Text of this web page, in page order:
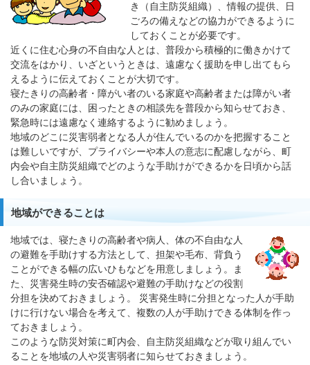
き（自主防災組織）、情報の提供、日
ごろの備えなどの協力ができるように
しておくことが必要です。
近くに住む心身の不自由な人とは、普段から積極的に働きかけて
交流をはかり、いざというときは、遠慮なく援助を申し出てもら
えるように伝えておくことが大切です。
寝たきりの高齢者・障がい者のいる家庭や高齢者または障がい者
のみの家庭には、困ったときの相談先を普段から知らせておき、
緊急時には遠慮なく連絡するように勧めましょう。
地域のどこに災害弱者となる人が住んでいるのかを把握すること
は難しいですが、プライバシーや本人の意志に配慮しながら、町
内会や自主防災組織でどのような手助けができるかを日頃から話
し合いましょう。
地域ができることは
地域では、寝たきりの高齢者や病人、体の不自由な人
の避難を手助けする方法として、担架や毛布、背負う
ことができる幅の広いひもなどを用意しましょう。ま
た、災害発生時の安否確認や避難の手助けなどの役割
分担を決めておきましょう。 災害発生時に分担となった人が手助
けに行けない場合を考えて、複数の人が手助けできる体制を作っ
ておきましょう。
このような防災対策に町内会、自主防災組織などが取り組んでい
ることを地域の人や災害弱者に知らせておきましょう。